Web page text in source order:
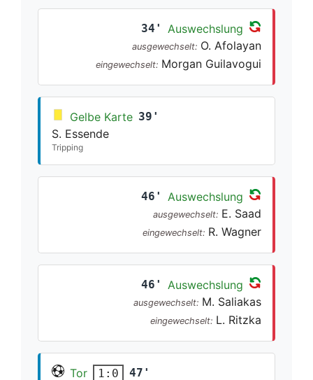
34' Auswechslung
ausgewechselt: O. Afolayan
eingewechselt: Morgan Guilavogui
Gelbe Karte 39'
S. Essende
Tripping
46' Auswechslung
ausgewechselt: E. Saad
eingewechselt: R. Wagner
46' Auswechslung
ausgewechselt: M. Saliakas
eingewechselt: L. Ritzka
Tor 1:0 47'